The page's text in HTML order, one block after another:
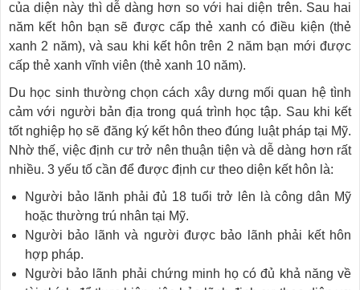
của diện này thì dễ dàng hơn so với hai diện trên. Sau hai
năm kết hôn bạn sẽ được cấp thẻ xanh có điều kiện (thẻ
xanh 2 năm), và sau khi kết hôn trên 2 năm bạn mới được
cấp thẻ xanh vĩnh viên (thẻ xanh 10 năm).
Du học sinh thường chọn cách xây dưng mối quan hệ tình
cảm với người bản địa trong quá trình học tập. Sau khi kết
tốt nghiệp họ sẽ đăng ký kết hôn theo đúng luật pháp tại Mỹ.
Nhờ thế, việc định cư trở nên thuận tiện và dễ dàng hơn rất
nhiều. 3 yếu tố cần để được định cư theo diện kết hôn là:
Người bảo lãnh phải đủ 18 tuổi trở lên là công dân Mỹ
hoặc thường trú nhân tại Mỹ.
Người bảo lãnh và người được bảo lãnh phải kết hôn
hợp pháp.
Người bảo lãnh phải chứng minh họ có đủ khả năng về